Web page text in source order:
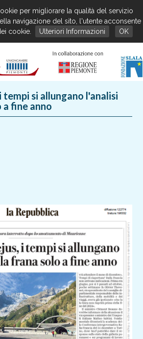
tempi si allungano l'analisi
fine anno
per migliorare la qualità del servizio
navigazione del sito, l'utente acconsente
cookie.
Ulteriori Informazioni OK